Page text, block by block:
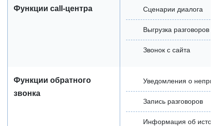
Функции call-центра Сценарии диалога
Выгрузка разговоров
Звонок с сайта
Функции обратного
звонка
Уведомления о
Запись разговоров
Информация об